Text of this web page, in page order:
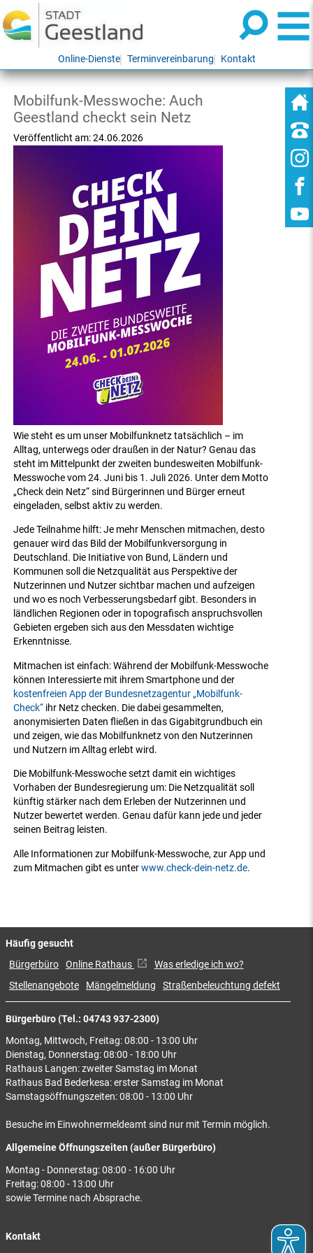
Online-Dienste Terminvereinbarung Kontakt
Mobilfunk-Messwoche: Auch
Geestland checkt sein Netz
Veröffentlicht am:24.06.2026
Wie steht es um unser Mobilfunknetz tatsächlich – im
Alltag, unterwegs oder draußen in der Natur? Genau das
steht im Mittelpunkt der zweiten bundesweiten Mobilfunk-
Messwoche vom 24. Juni bis 1. Juli 2026. Unter dem Motto
„Check dein Netz“ sind Bürgerinnen und Bürger erneut
eingeladen, selbst aktiv zu werden.
Jede Teilnahme hilft: Je mehr Menschen mitmachen, desto
genauer wird das Bild der Mobilfunkversorgung in
Deutschland. Die Initiative von Bund, Ländern und
Kommunen soll die Netzqualität aus Perspektive der
Nutzerinnen und Nutzer sichtbar machen und aufzeigen
und wo es noch Verbesserungsbedarf gibt. Besonders in
ländlichen Regionen oder in topografisch anspruchsvollen
Gebieten ergeben sich aus den Messdaten wichtige
Erkenntnisse.
Mitmachen ist einfach: Während der Mobilfunk-Messwoche
können Interessierte mit ihrem Smartphone und der
kostenfreien App der Bundesnetzagentur „Mobilfunk-
Check“ ihr Netz checken. Die dabei gesammelten,
anonymisierten Daten fließen in das Gigabitgrundbuch ein
und zeigen, wie das Mobilfunknetz von den Nutzerinnen
und Nutzern im Alltag erlebt wird.
Die Mobilfunk-Messwoche setzt damit ein wichtiges
Vorhaben der Bundesregierung um: Die Netzqualität soll
künftig stärker nach dem Erleben der Nutzerinnen und
Nutzer bewertet werden. Genau dafür kann jede und jeder
seinen Beitrag leisten.
Alle Informationen zur Mobilfunk-Messwoche, zur App und
zum Mitmachen gibt es unterwww.check-dein-netz.de.
Bürgerbüro (Tel.: 04743 937-2300)
Montag, Mittwoch, Freitag: 08:00 - 13:00 Uhr
Dienstag, Donnerstag: 08:00 - 18:00 Uhr
Rathaus Langen: zweiter Samstag im Monat
Rathaus Bad Bederkesa: erster Samstag im Monat
Samstagsöffnungszeiten: 08:00 - 13:00 Uhr
Besuche im Einwohnermeldeamt sind nur mit Termin möglich.
Allgemeine Öffnungszeiten (außer Bürgerbüro)
Montag - Donnerstag: 08:00 - 16:00 Uhr
Freitag: 08:00 - 13:00 Uhr
sowie Termine nach Absprache.
Kontakt
Häufig gesucht
Bürgerbüro Online Rathaus
Was erledige ich wo?
Stellenangebote
Mängelmeldung Straßenbeleuchtung defekt